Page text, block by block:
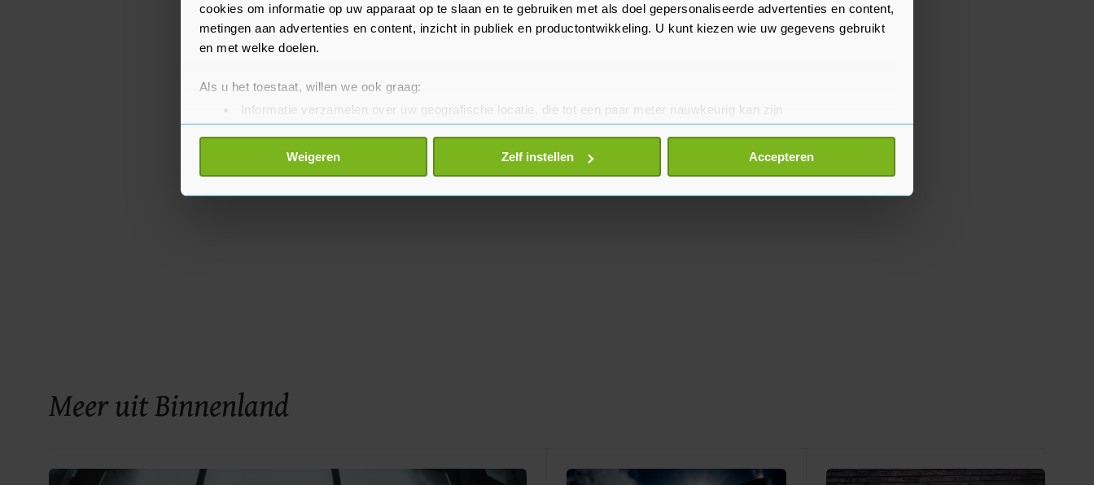
cookies om informatie op uw apparaat op te slaan en te gebruiken met als doel gepersonaliseerde advertenties en content,
metingen aan advertenties en content, inzicht in publiek en productontwikkeling. U kunt kiezen wie uw gegevens gebruikt
en met welke doelen.
Als u het toestaat, willen we ook graag:
Informatie verzamelen over uw geografische locatie, die tot een paar meter nauwkeurig kan zijn
Uw apparaat identificeren door het actief te scannen op specifieke eigenschappen (fingerprinting)
Lees meer over hoe uw persoonlijke gegevens worden verwerkt en stel uw voorkeuren in het
detailgedeelte
toestemming op elk moment wijzigen of intrekken in de Cookieverklaring.
Weigeren Zelf instellen Accepteren
Meer uit Binnenland